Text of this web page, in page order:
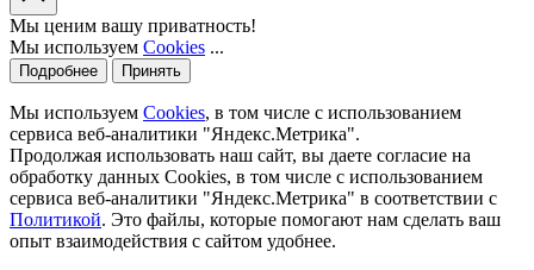
Мы ценим вашу приватность!
Мы используем Cookies ...
Подробнее Принять
Мы используем Cookies, в том числе с использованием
сервиса веб-аналитики "Яндекс.Метрика".
Продолжая использовать наш сайт, вы даете согласие на
обработку данных Cookies, в том числе с использованием
сервиса веб-аналитики "Яндекс.Метрика" в соответствии с
Политикой. Это файлы, которые помогают нам сделать ваш
опыт взаимодействия с сайтом удобнее.